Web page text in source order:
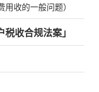
用收的一般问题）
税收合规法案」